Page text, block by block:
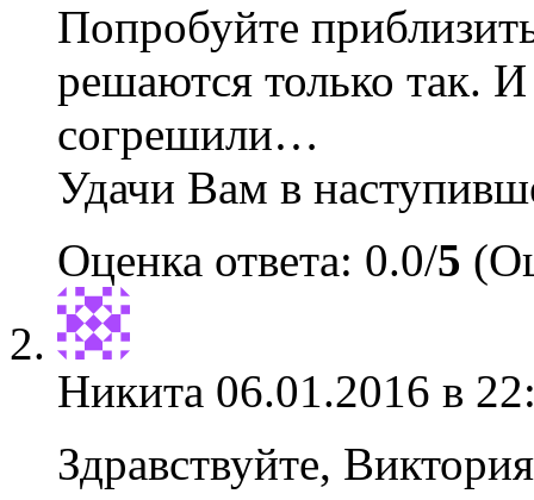
Попробуйте
решаются только так.
согрешили…
Удачи Вам в
Оценка ответа: 0.0/5
Никита 06.01.2016 в
Здравствуйте,